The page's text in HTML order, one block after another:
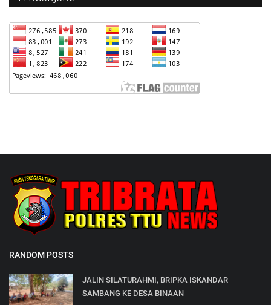
RANDOM POSTS
JALIN SILATURAHMI, BRIPKA ISKANDAR
SAMBANG KE DESA BINAAN